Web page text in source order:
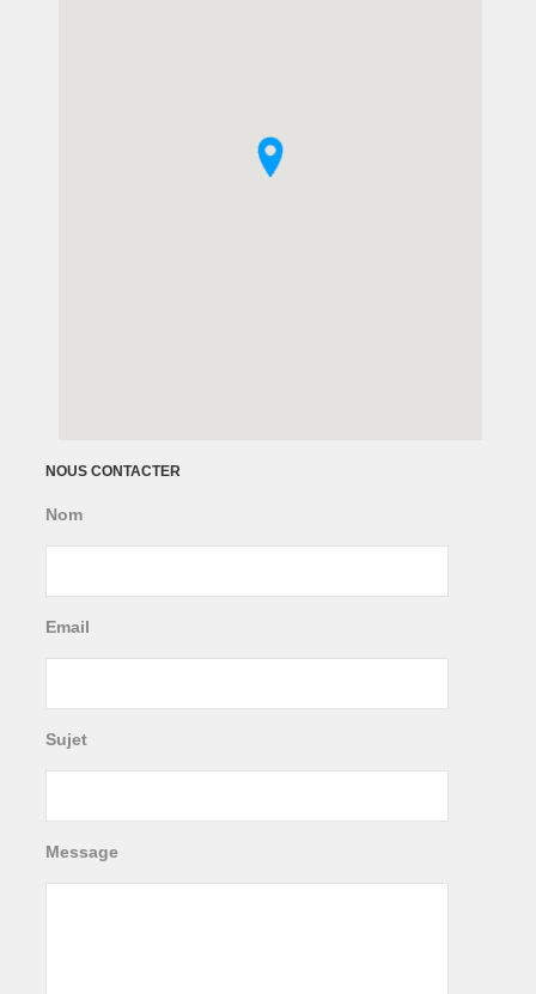
NOUS CONTACTER
Nom
Email
Sujet
Message